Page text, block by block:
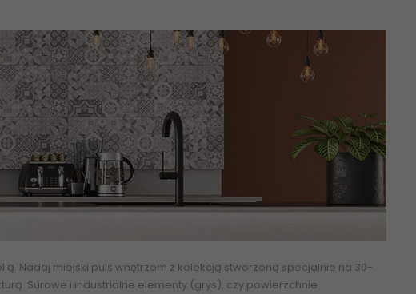
Nadaj miejski puls wnętrzom z kolekcją stworzoną specjalnie na 30-
. Surowe i industrialne elementy (grys), czy powierzchnie